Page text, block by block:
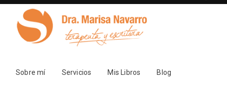
Sobre mí Servicios Mis Libros Blog